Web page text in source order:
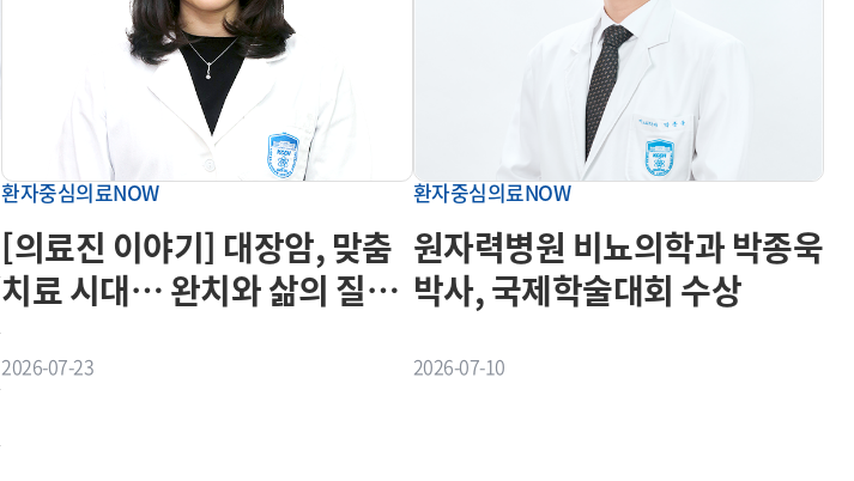
환자중심의료NOW
[의료진 이야기] 대장암, 맞춤
치료 시대… 완치와 삶의 질을
2026-07-23
환자중심의료NOW
원자력병원 비뇨의학과 박종욱
박사, 국제학술대회 수상
2026-07-10